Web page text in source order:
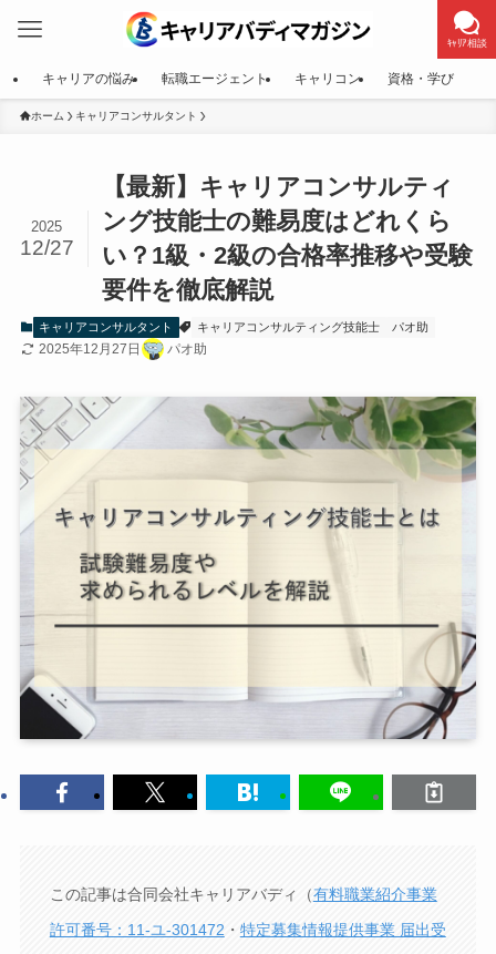
ｷｬﾘｱ相談
キャリアの悩み 転職エージェント キャリコン 資格・学び
ホーム キャリアコンサルタント
【最新】キャリアコンサルティ
ング技能士の難易度はどれくら
い？1級・2級の合格率推移や受験
要件を徹底解説
2025
12/27
キャリアコンサルタント キャリアコンサルティング技能士 パオ助
2025年12月27日 パオ助
この記事は合同会社キャリアバディ（有料職業紹介事業
許可番号：11-ユ-301472 ・ 特定募集情報提供事業 届出受